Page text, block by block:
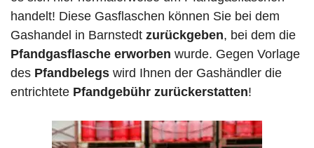
handelt! Diese Gasflaschen können Sie bei dem
Gashandel in Barnstedt zurückgeben, bei dem die
Pfandgasflasche erworben wurde. Gegen Vorlage
des Pfandbelegs wird Ihnen der Gashändler die
entrichtete Pfandgebühr zurückerstatten!